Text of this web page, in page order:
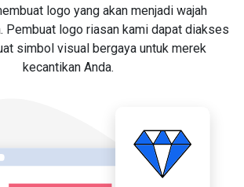
logo yang akan menjadi wajah
Pembuat logo riasan kami dapat diakses
simbol visual bergaya untuk merek
kecantikan Anda.